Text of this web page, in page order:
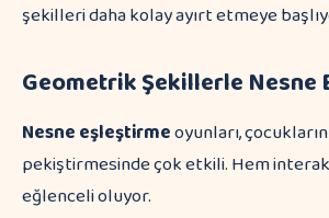
şekilleri daha kolay ayırt etmeye
Geometrik Şekillerle Nesne
Nesne eşleştirmeoyunları,
pekiştirmesinde çok etkili. Hem
eğlenceli oluyor.